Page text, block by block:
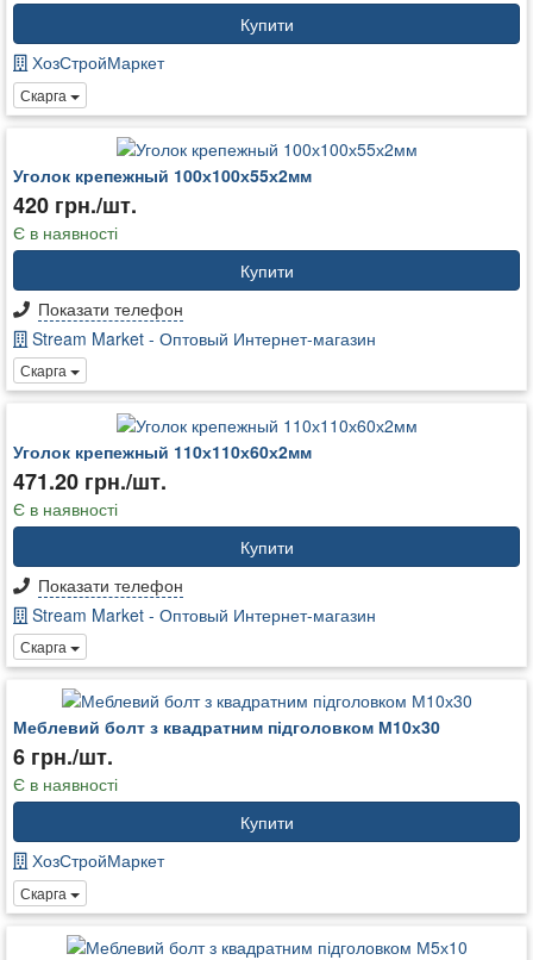
Купити
ХозСтройМаркет
Скарга
Уголок крепежный 100х100х55х2мм
420 грн./шт.
Є в наявності
Купити
Показати телефон
Stream Market - Оптовый Интернет-магазин
Скарга
Уголок крепежный 110х110х60х2мм
471.20 грн./шт.
Є в наявності
Купити
Показати телефон
Stream Market - Оптовый Интернет-магазин
Скарга
Меблевий болт з квадратним підголовком М10х30
6 грн./шт.
Є в наявності
Купити
ХозСтройМаркет
Скарга